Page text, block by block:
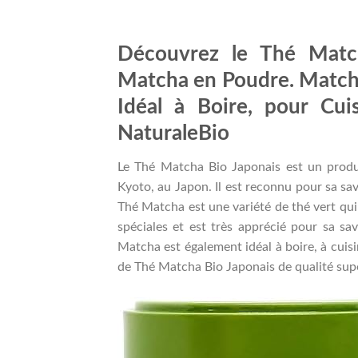
Découvrez le Thé
Matcha en Poudre.
Idéal à Boire, pour
NaturaleBio
Le Thé Matcha Bio Japonais est un
Kyoto, au Japon. Il est reconnu pour sa
Thé Matcha est une variété de thé vert
spéciales et est très apprécié pour sa
Matcha est également idéal à boire, à
de Thé Matcha Bio Japonais de qualité